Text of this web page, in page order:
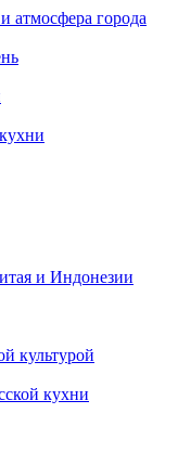
атмосфера города
и Индонезии
культурой
кухни